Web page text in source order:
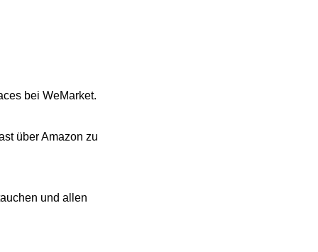
bei WeMarket.
über Amazon zu
und allen